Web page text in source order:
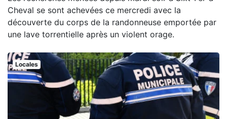
Cheval se sont achevées ce mercredi avec la
découverte du corps de la randonneuse emportée par
une lave torrentielle après un violent orage.
Locales